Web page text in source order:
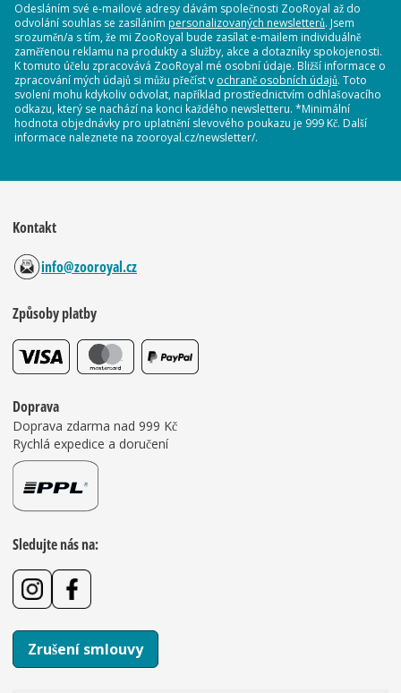
Odesláním své e-mailové adresy dávám společnosti ZooRoyal až do
odvolání souhlas se zasíláním personalizovaných newsletterů. Jsem
srozuměn/a s tím, že mi ZooRoyal bude zasílat e-mailem individuálně
zaměřenou reklamu na produkty a služby, akce a dotazníky spokojenosti.
K tomuto účelu zpracovává ZooRoyal mé osobní údaje. Bližší informace o
zpracování mých údajů si můžu přečíst v ochraně osobních údajů. Toto
svolení mohu kdykoliv odvolat, například prostřednictvím odhlašovacího
odkazu, který se nachází na konci každého newsletteru. *Minimální
hodnota objednávky pro uplatnění slevového poukazu je 999 Kč. Další
informace naleznete na zooroyal.cz/newsletter/.
Kontakt
info@zooroyal.cz
Způsoby platby
Doprava
Doprava zdarma nad 999 Kč
Rychlá expedice a doručení
Sledujte nás na:
Zrušení smlouvy